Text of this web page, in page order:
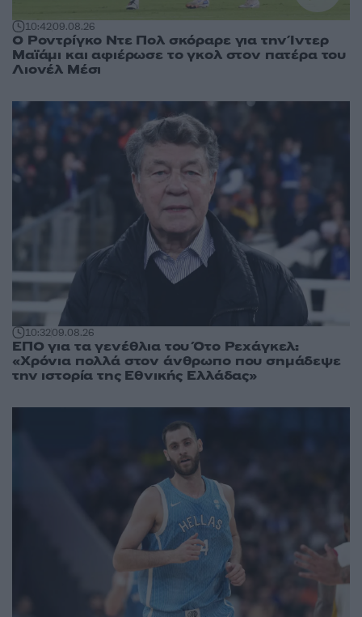
10:4209.08.26
Ο Ροντρίγκο Ντε Πολ σκόραρε για την Ίντερ
Μαϊάμι και αφιέρωσε το γκολ στον πατέρα του
Λιονέλ Μέσι
10:3209.08.26
ΕΠΟ για τα γενέθλια του Ότο Ρεχάγκελ:
«Χρόνια πολλά στον άνθρωπο που σημάδεψε
την ιστορία της Εθνικής Ελλάδας»